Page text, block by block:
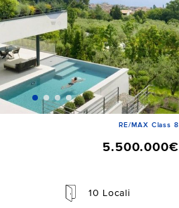
RE/MAX Class 8
5.500.000€
10 Locali